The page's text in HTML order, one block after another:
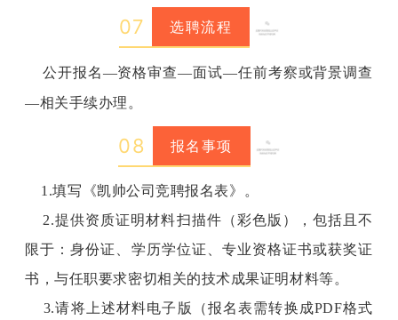
07 选聘流程
公开报名—资格审查—面试—任前考察或背景调查
—相关手续办理。
08 报名事项
1.填写《凯帅公司竞聘报名表》。
2.提供资质证明材料扫描件（彩色版），包括且不
限于：身份证、学历学位证、专业资格证书或获奖证
书，与任职要求密切相关的技术成果证明材料等。
3.请将上述材料电子版（报名表需转换成PDF格式